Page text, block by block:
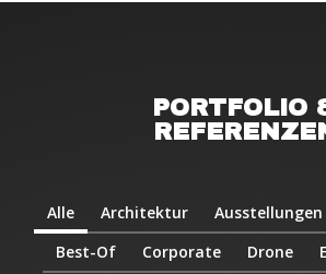
PORTFOLIO
Alle Architektur Ausstellungen
Best-Of
Corporate Drone